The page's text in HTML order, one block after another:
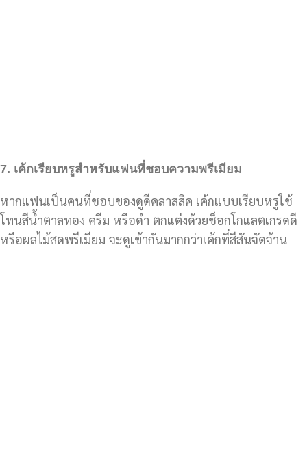
7. เค้กเรียบหรูสำหรับแฟนที่ชอบความพรีเมียม
หากแฟนเป็นคนที่ชอบของดูดีคลาสสิค เค้กแบบเรียบหรูใช้
โทนสีน้ำตาลทอง ครีม หรือดำ ตกแต่งด้วยช็อกโกแลตเกรดดี
หรือผลไม้สดพรีเมียม จะดูเข้ากันมากกว่าเค้กที่สีสันจัดจ้าน